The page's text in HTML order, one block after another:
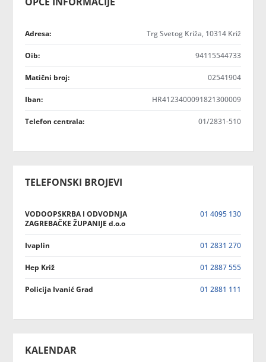
Adresa: Trg Svetog Križa, 10314 Križ
Oib: 94115544733
Matični broj: 02541904
Iban: HR4123400091821300009
Telefon centrala: 01/2831-510
TELEFONSKI BROJEVI
VODOOPSKRBA I ODVODNJA
ZAGREBAČKE ŽUPANIJE d.o.o
01 4095 130
Ivaplin 01 2831 270
Hep Križ 01 2887 555
Policija Ivanić Grad 01 2881 111
KALENDAR